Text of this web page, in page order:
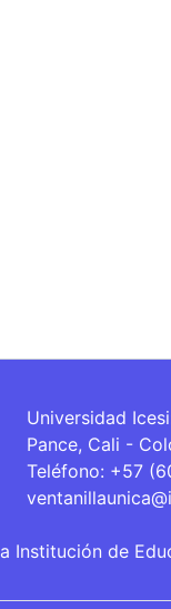
Universidad
Pance, Cali -
Teléfono: +57
Institución de